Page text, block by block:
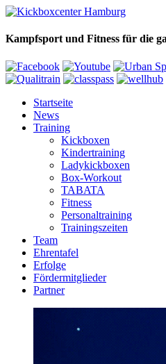
Kampfsport und Fitness für die
Startseite
News
Training
Kickboxen
Kindertraining
Ladykickboxen
Box-Workout
TABATA
Fitness
Personaltraining
Trainingszeiten
Team
Ehrentafel
Erfolge
Fördermitglieder
Partner